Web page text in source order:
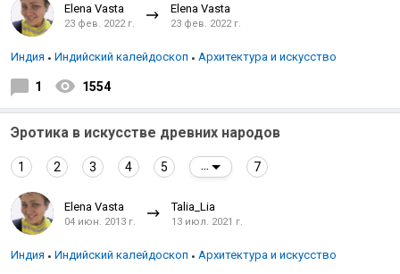
Elena Vasta
23 фев. 2022 г.
Elena Vasta
23 фев. 2022 г.
Индия Индийский калейдоскоп Архитектура и искусство
1 1554
Эротика в искусстве древних народов
1 2 3 4 5 7
Elena Vasta
04 июн. 2013 г.
Talia_Lia
13 июл. 2021 г.
Индия Индийский калейдоскоп Архитектура и искусство